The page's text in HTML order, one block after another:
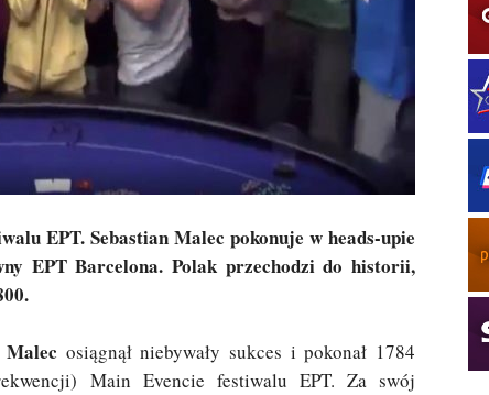
EPT. Sebastian Malec pokonuje w heads-upie
EPT Barcelona. Polak przechodzi do historii,
Malec osiągnął niebywały sukces i pokonał 1784
Main Evencie festiwalu EPT. Za swój